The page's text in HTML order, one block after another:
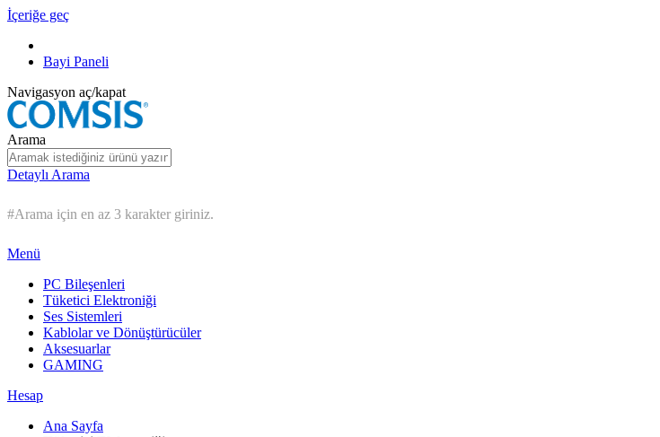
İçeriğe geç
Bayi Paneli
Navigasyon aç/kapat
Arama
Detaylı Arama
#Arama için en az 3 karakter giriniz.
Menü
PC Bileşenleri
Tüketici Elektroniği
Ses Sistemleri
Kablolar ve Dönüştürücüler
Aksesuarlar
GAMING
Hesap
Ana Sayfa